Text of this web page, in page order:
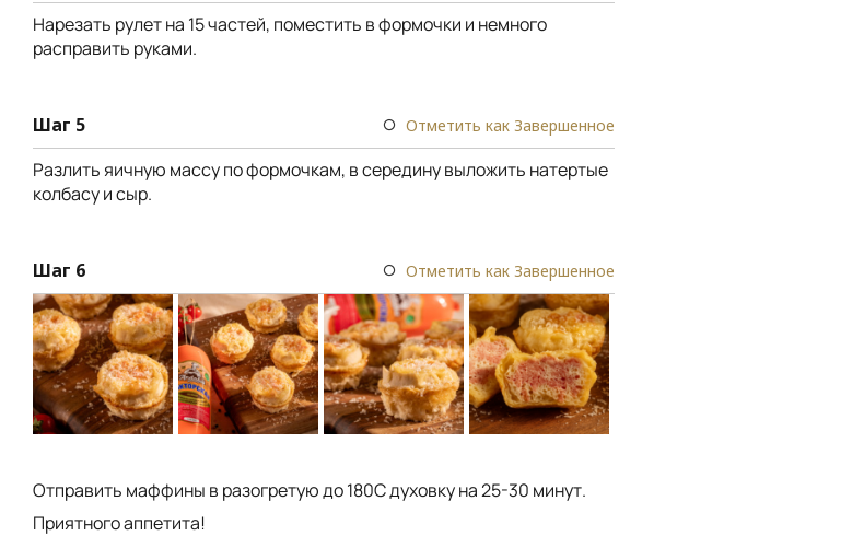
Нарезать рулет на 15 частей, поместить в формочки и немного
расправить руками.
Шаг 5 Отметить как Завершенное
Разлить яичную массу по формочкам, в середину выложить натертые
колбасу и сыр.
Шаг 6 Отметить как Завершенное
Отправить маффины в разогретую до 180С духовку на 25-30 минут.
Приятного аппетита!